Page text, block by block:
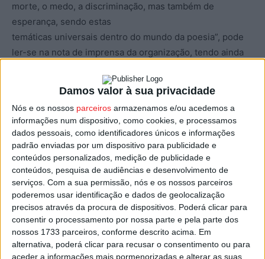
Damos valor à sua privacidade
Nós e os nossos parceiros armazenamos e/ou acedemos a
informações num dispositivo, como cookies, e processamos
dados pessoais, como identificadores únicos e informações
padrão enviadas por um dispositivo para publicidade e
conteúdos personalizados, medição de publicidade e
conteúdos, pesquisa de audiências e desenvolvimento de
serviços. Com a sua permissão, nós e os nossos parceiros
poderemos usar identificação e dados de geolocalização
precisos através da procura de dispositivos. Poderá clicar para
consentir o processamento por nossa parte e pela parte dos
nossos 1733 parceiros, conforme descrito acima. Em
alternativa, poderá clicar para recusar o consentimento ou para
aceder a informações mais pormenorizadas e alterar as suas
morte, o medo, a discriminação, mas também de
esperança, sendo estas
temáticas universais dentro do mundo da poesia”, pode
ler-se na nota de imprensa da organização, tendo ainda
diálogo entre o ator e o público”.
O espetáculo integra a programação do projeto cultural
‘No Fio da Palavra’, da associaçãoMochos no Telhad
tem uma duração de 90 minutos e o preço dos bilhetes é
de 5 euros.
As reservas devem ser feitas diretamente com o Teatro
Viriato em: em: bilheteira@teatroviriato.com | 927 412 67
(de segunda a sexta-feira das 13h00 às 19h00).
Para mais informações consultar o site